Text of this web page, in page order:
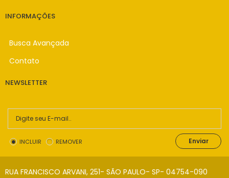
INFORMAÇÕES
Busca Avançada
Contato
NEWSLETTER
INCLUIR REMOVER Enviar
RUA FRANCISCO ARVANI, 251- SÃO PAULO- SP- 04754-090